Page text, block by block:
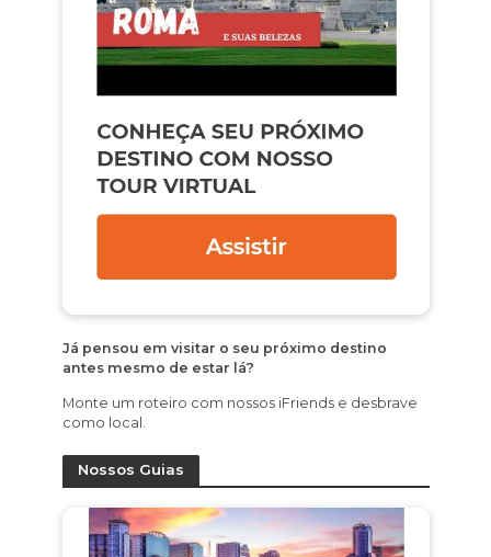
Já pensou em visitar o seu próximo destino
antes mesmo de estar lá?
Monte um roteiro com nossos iFriends e desbrave
como local.
Nossos Guias